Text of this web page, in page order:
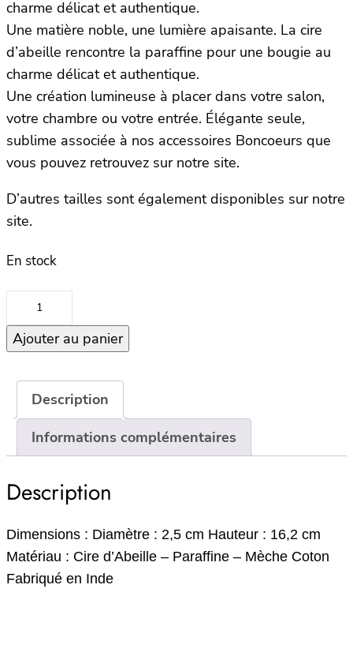
€10.00.€5.00.
charme délicat et authentique.
Une matière noble, une lumière apaisante. La cire
d’abeille rencontre la paraffine pour une bougie au
charme délicat et authentique.
Une création lumineuse à placer dans votre salon,
votre chambre ou votre entrée. Élégante seule,
sublime associée à nos accessoires Boncoeurs que
vous pouvez retrouvez sur notre site.
D’autres tailles sont également disponibles sur notre
site.
En stock
quantité
Bougie
–
Carbonne
Ajouter au panier
Description
Informations complémentaires
Description
Dimensions : Diamètre : 2,5 cm Hauteur : 16,2 cm
Matériau : Cire d’Abeille – Paraffine – Mèche Coton
Fabriqué en Inde